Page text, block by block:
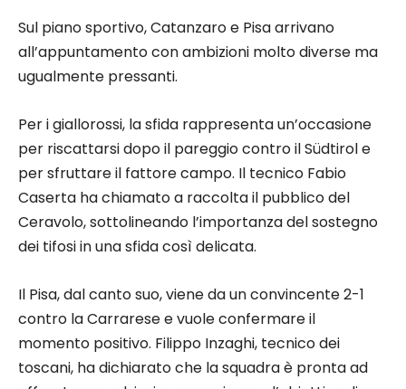
Sul piano sportivo, Catanzaro e Pisa arrivano
all’appuntamento con ambizioni molto diverse ma
ugualmente pressanti.
Per i giallorossi, la sfida rappresenta un’occasione
per riscattarsi dopo il pareggio contro il Südtirol e
per sfruttare il fattore campo. Il tecnico Fabio
Caserta ha chiamato a raccolta il pubblico del
Ceravolo, sottolineando l’importanza del sostegno
dei tifosi in una sfida così delicata.
Il Pisa, dal canto suo, viene da un convincente 2-1
contro la Carrarese e vuole confermare il
momento positivo. Filippo Inzaghi, tecnico dei
toscani, ha dichiarato che la squadra è pronta ad